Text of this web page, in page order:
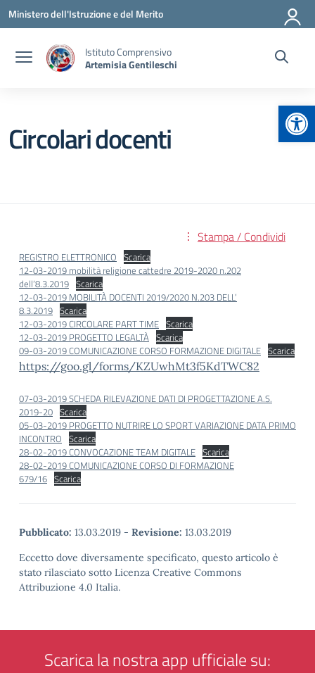
Vai ai contenuti
Vai al menu di navigazione
Vai al footer
Ministero dell'Istruzione e del Merito
Istituto Comprensivo
Artemisia Gentileschi
Circolari docenti
Stampa / Condividi
REGISTRO ELETTRONICO Scarica
12-03-2019 mobilità religione cattedre 2019-2020 n.202
dell’8.3.2019 Scarica
12-03-2019 MOBILITÀ DOCENTI 2019/2020 N.203 DELL’
8.3.2019 Scarica
12-03-2019 CIRCOLARE PART TIME Scarica
12-03-2019 PROGETTO LEGALTÀ Scarica
09-03-2019 COMUNICAZIONE CORSO FORMAZIONE DIGITALE Scarica
https://goo.gl/forms/KZUwhMt3f5KdTWC82
07-03-2019 SCHEDA RILEVAZIONE DATI DI PROGETTAZIONE A.S.
2019-20 Scarica
05-03-2019 PROGETTO NUTRIRE LO SPORT VARIAZIONE DATA PRIMO
INCONTRO Scarica
28-02-2019 CONVOCAZIONE TEAM DIGITALE Scarica
28-02-2019 COMUNICAZIONE CORSO DI FORMAZIONE
679/16 Scarica
Pubblicato: 13.03.2019 - Revisione: 13.03.2019
Eccetto dove diversamente specificato, questo articolo è
stato rilasciato sotto Licenza Creative Commons
Attribuzione 4.0 Italia.
Scarica la nostra app ufficiale su: